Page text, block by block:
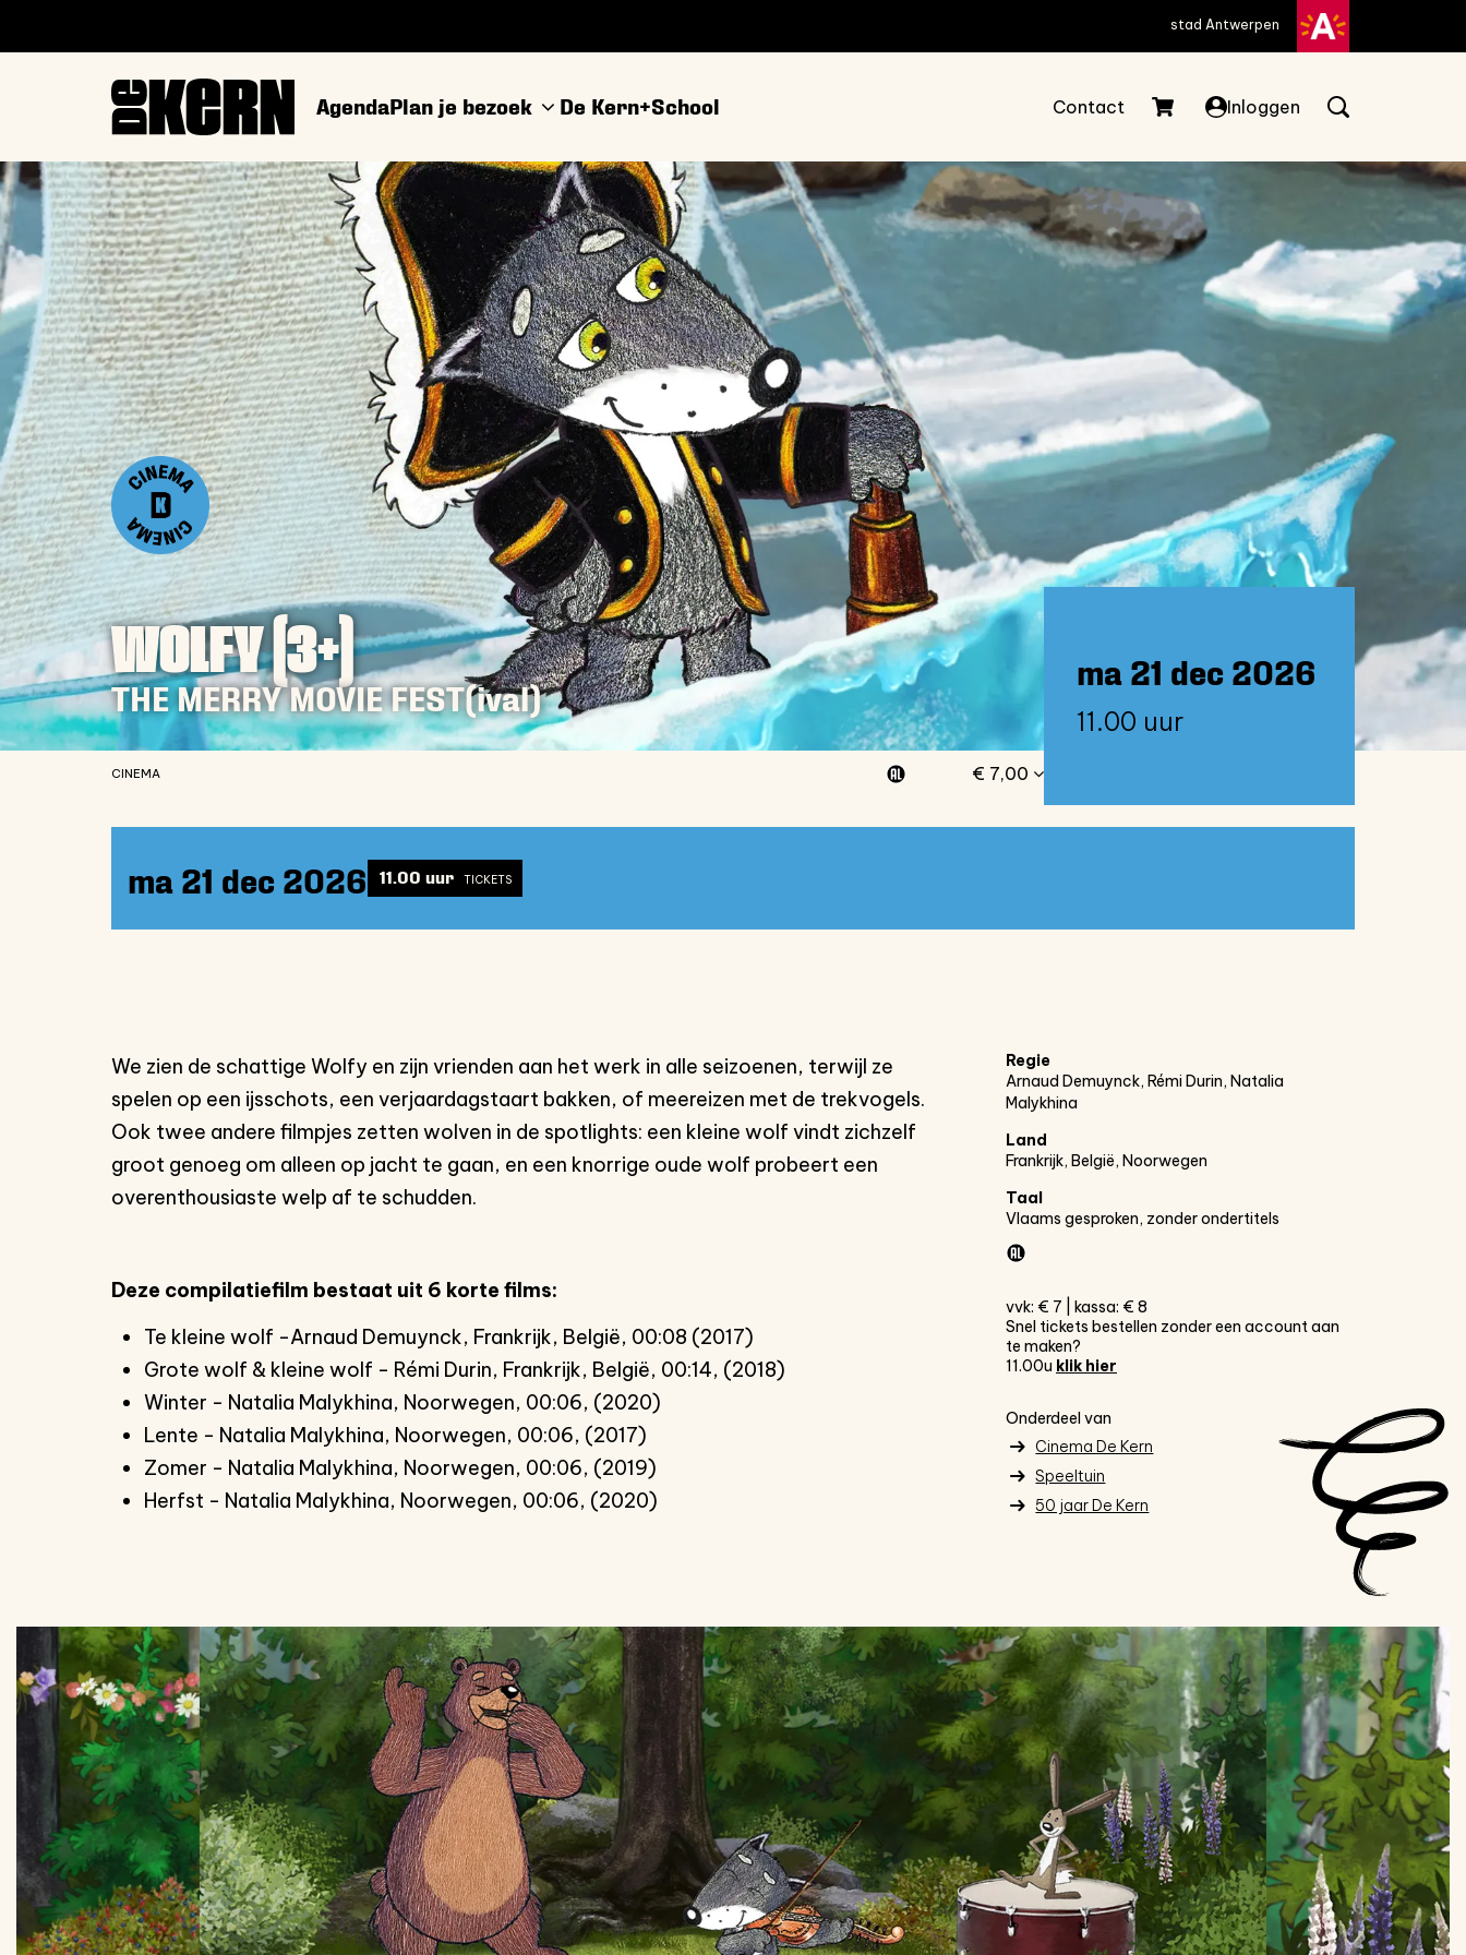
stad Antwerpen
AgendaPlan je bezoek De Kern+School Contact Inloggen
WOLFY (3+)
THE MERRY MOVIE FEST(ival)
CINEMA € 7,00
ma 21 dec 2026
11.00 uur
ma 21 dec 2026 11.00 uur TICKETS
We zien de schattige Wolfy en zijn vrienden aan het werk in alle seizoenen, terwijl ze
spelen op een ijsschots, een verjaardagstaart bakken, of meereizen met de trekvogels.
Ook twee andere filmpjes zetten wolven in de spotlights: een kleine wolf vindt zichzelf
groot genoeg om alleen op jacht te gaan, en een knorrige oude wolf probeert een
overenthousiaste welp af te schudden.
Deze compilatiefilm bestaat uit 6 korte films:
Te kleine wolf -Arnaud Demuynck, Frankrijk, België, 00:08 (2017)
Grote wolf & kleine wolf - Rémi Durin, Frankrijk, België, 00:14, (2018)
Winter - Natalia Malykhina, Noorwegen, 00:06, (2020)
Lente - Natalia Malykhina, Noorwegen, 00:06, (2017)
Zomer - Natalia Malykhina, Noorwegen, 00:06, (2019)
Herfst - Natalia Malykhina, Noorwegen, 00:06, (2020)
Regie
Arnaud Demuynck, Rémi Durin, Natalia
Malykhina
Land
Frankrijk, België, Noorwegen
Taal
Vlaams gesproken, zonder ondertitels
vvk: € 7 | kassa: € 8
Snel tickets bestellen zonder een account aan
te maken?
11.00u klik hier
Onderdeel van
Cinema De Kern
Speeltuin
50 jaar De Kern
Overslaan
Inzoomen